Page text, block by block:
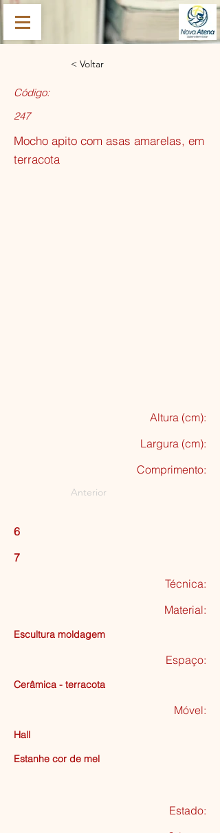
< Voltar
Código:
247
Mocho apito com asas amarelas, em
terracota
Altura (cm):
Largura (cm):
Comprimento:
Anterior
6
7
Técnica:
Material:
Escultura moldagem
Espaço:
Cerâmica - terracota
Móvel:
Hall
Estanhe cor de mel
Estado: